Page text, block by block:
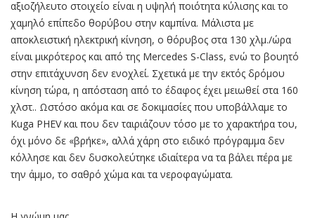
αξιοζήλευτο στοιχείο είναι η υψηλή ποιότητα κύλισης και το
χαμηλό επίπεδο θορύβου στην καμπίνα. Μάλιστα με
αποκλειστική ηλεκτρική κίνηση, ο θόρυβος στα 130 χλμ./ώρα
είναι μικρότερος και από της Mercedes S-Class, ενώ το βουητό
στην επιτάχυνση δεν ενοχλεί. Σχετικά με την εκτός δρόμου
κίνηση τώρα, η απόσταση από το έδαφος έχει μειωθεί στα 160
χλστ.. Ωστόσο ακόμα και σε δοκιμασίες που υποβάλλαμε το
Kuga PHEV και που δεν ταιριάζουν τόσο με το χαρακτήρα του,
όχι μόνο δε «βρήκε», αλλά χάρη στο ειδικό πρόγραμμα δεν
κόλλησε και δεν δυσκολεύτηκε ιδιαίτερα να τα βάλει πέρα με
την άμμο, το σαθρό χώμα και τα νεροφαγώματα.